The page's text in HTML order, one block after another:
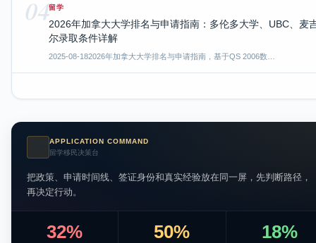
04留学
2026年加拿大大学排名与申请指南：多伦多大学、UBC、麦
尔录取条件详解
2025-08-182026年加拿大大学排名与申请指南，基于QS 2006数…
APPLICATION COMMAND
留学移民决策台
把政策、申请时间线、签证身份和真实经验放在同一屏，先判断路径，
再决定行动。
32% 50% 18%